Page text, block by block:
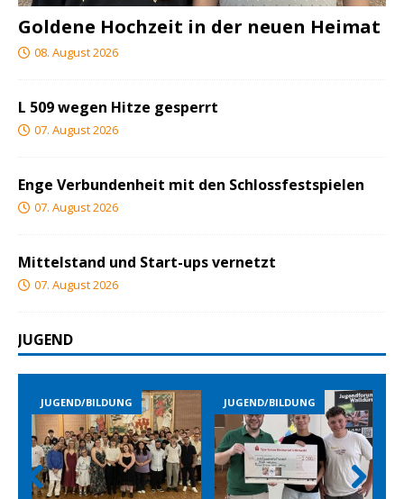
Goldene Hochzeit in der neuen Heimat
08. August 2026
L 509 wegen Hitze gesperrt
07. August 2026
Enge Verbundenheit mit den Schlossfestspielen
07. August 2026
Mittelstand und Start-ups vernetzt
07. August 2026
JUGEND
JUGEND/BILDUNG JUGEND/BILDUNG